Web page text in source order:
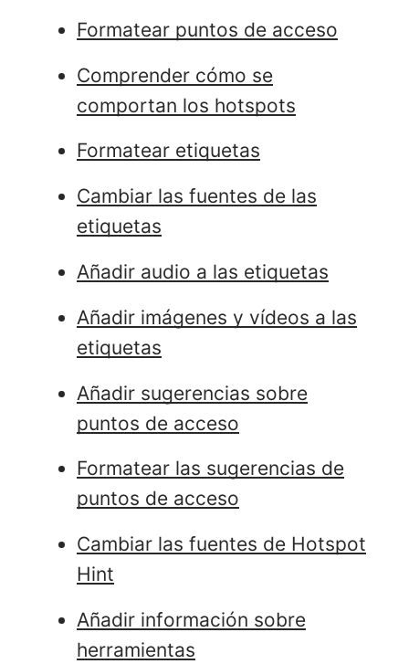
Formatear puntos de acceso
Comprender cómo se
comportan los hotspots
Formatear etiquetas
Cambiar las fuentes de las
etiquetas
Añadir audio a las etiquetas
Añadir imágenes y vídeos a las
etiquetas
Añadir sugerencias sobre
puntos de acceso
Formatear las sugerencias de
puntos de acceso
Cambiar las fuentes de Hotspot
Hint
Añadir información sobre
herramientas